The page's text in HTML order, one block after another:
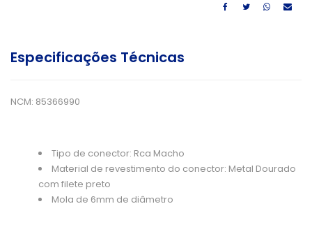
Especificações Técnicas
NCM: 85366990
Tipo de conector: Rca Macho
Material de revestimento do conector: Metal Dourado
com filete preto
Mola de 6mm de diâmetro